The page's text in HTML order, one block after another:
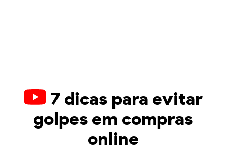
7 dicas para evitar
golpes em compras
online